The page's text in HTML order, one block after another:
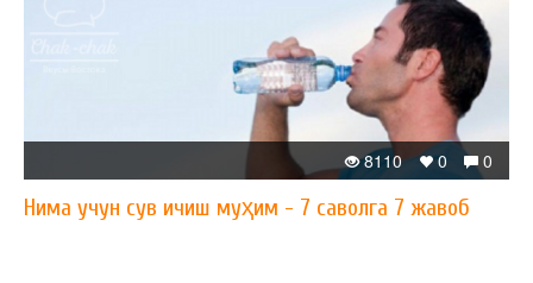
0
0
8110
Нима учун сув ичиш муҳим - 7 саволга 7 жавоб